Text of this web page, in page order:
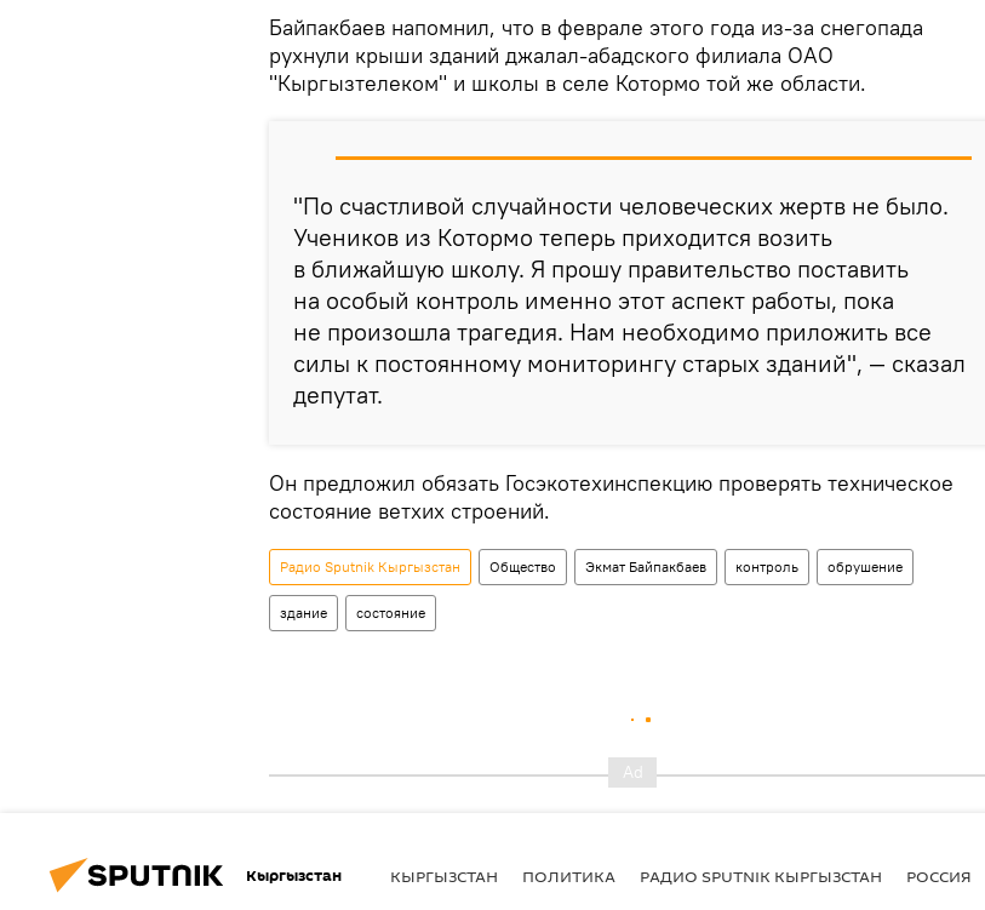
Байпакбаев напомнил, что в феврале этого года из-за снегопада
рухнули крыши зданий джалал-абадского филиала ОАО
"Кыргызтелеком" и школы в селе Котормо той же области.
"По счастливой случайности человеческих жертв не было.
Учеников из Котормо теперь приходится возить
в ближайшую школу. Я прошу правительство поставить
на особый контроль именно этот аспект работы, пока
не произошла трагедия. Нам необходимо приложить все
силы к постоянному мониторингу старых зданий", — сказал
депутат.
Он предложил обязать Госэкотехинспекцию проверять техническое
состояние ветхих строений.
Радио Sputnik Кыргызстан Общество Экмат Байпакбаев контроль обрушение
здание состояние
Кыргызстан КЫРГЫЗСТАН ПОЛИТИКА РАДИО SPUTNIK КЫРГЫЗСТАН РОССИЯ